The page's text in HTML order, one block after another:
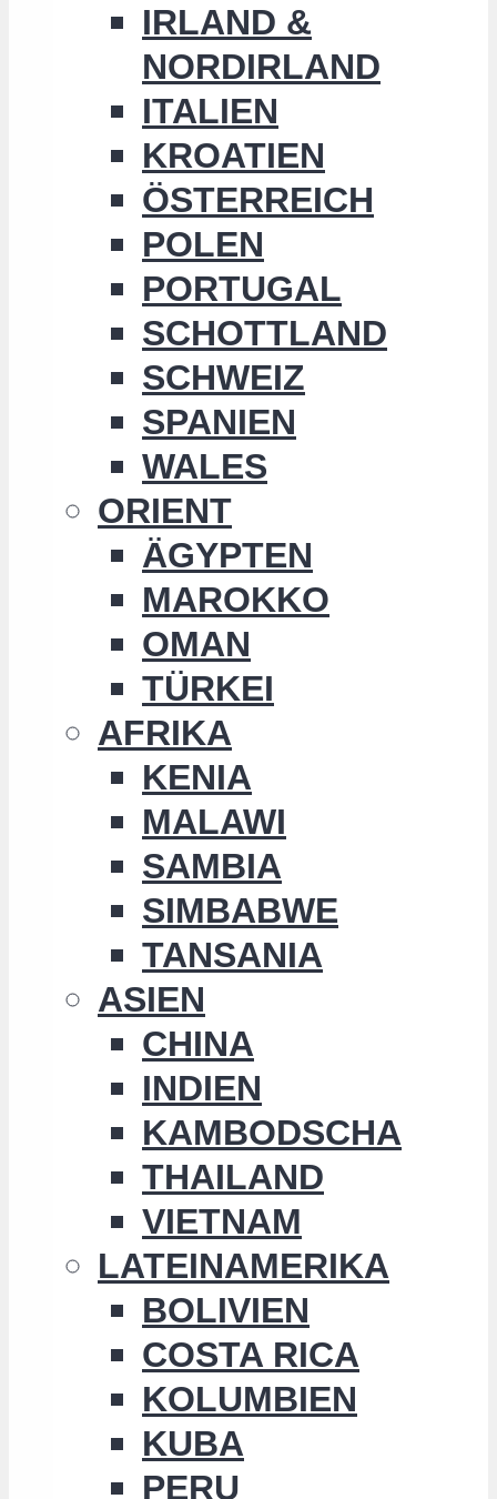
IRLAND &
NORDIRLAND
ITALIEN
KROATIEN
ÖSTERREICH
POLEN
PORTUGAL
SCHOTTLAND
SCHWEIZ
SPANIEN
WALES
ORIENT
ÄGYPTEN
MAROKKO
OMAN
TÜRKEI
AFRIKA
KENIA
MALAWI
SAMBIA
SIMBABWE
TANSANIA
ASIEN
CHINA
INDIEN
KAMBODSCHA
THAILAND
VIETNAM
LATEINAMERIKA
BOLIVIEN
COSTA RICA
KOLUMBIEN
KUBA
PERU